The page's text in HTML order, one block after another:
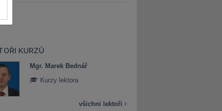
KURZŮ
Mgr. Marek Bednář
Kurzy lektora
všichni lektoři